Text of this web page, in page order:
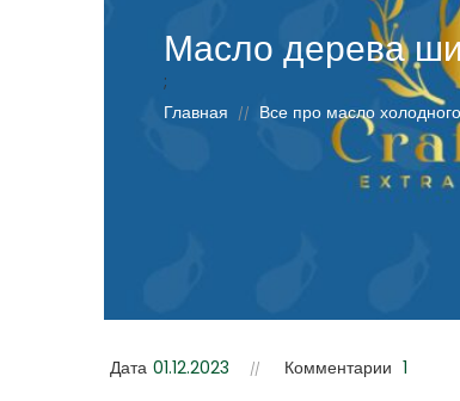
Масло дерева
;
Главная
// Все про масло
Дата 01.12.2023 Комментарии 1